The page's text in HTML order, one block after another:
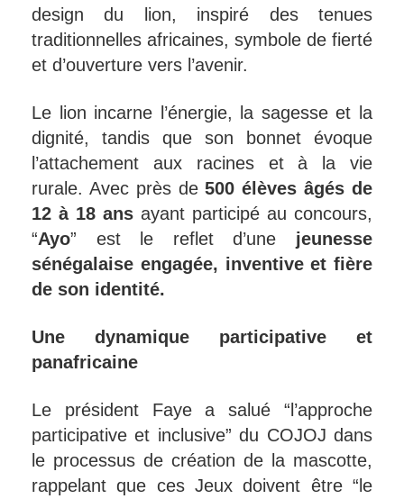
design du lion, inspiré des tenues
traditionnelles africaines, symbole de fierté
et d’ouverture vers l’avenir.
Le lion incarne l’énergie, la sagesse et la
dignité, tandis que son bonnet évoque
l’attachement aux racines et à la vie
rurale. Avec près de500 élèves âgés de
12 à 18 ans ayant participé au concours,
“Ayo” est le reflet d’une jeunesse
sénégalaise engagée, inventive et fière
de son identité.
Une dynamique participative et
panafricaine
Le président Faye a salué “l’approche
participative et inclusive” du COJOJ dans
le processus de création de la mascotte,
rappelant que ces Jeux doivent être “le